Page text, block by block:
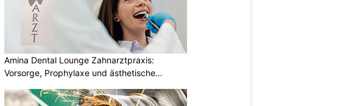
Amina Dental Lounge Zahnarztpraxis:
Vorsorge, Prophylaxe und ästhetische